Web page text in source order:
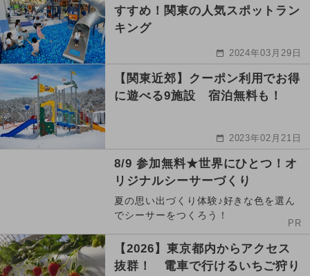
すすめ！関東の人気スポットラン
キング
2024年03月29日
【関東近郊】クーポン利用でお得
に遊べる9施設 宿泊無料も！
2023年02月21日
8/9 参加無料★世界にひとつ！オ
リジナルシーサーづくり
夏の思い出づくり体験♪好きな色を選ん
でシーサーをつくろう！
PR
【2026】東京都内からアクセス
抜群！ 電車で行けるいちご狩り